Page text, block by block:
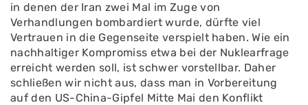
in denen der Iran zwei Mal im Zuge von
Verhandlungen bombardiert wurde, dürfte viel
Vertrauen in die Gegenseite verspielt haben. Wie ein
nachhaltiger Kompromiss etwa bei der Nuklearfrage
erreicht werden soll, ist schwer vorstellbar. Daher
schließen wir nicht aus, dass man in Vorbereitung
auf den US-China-Gipfel Mitte Mai den Konflikt